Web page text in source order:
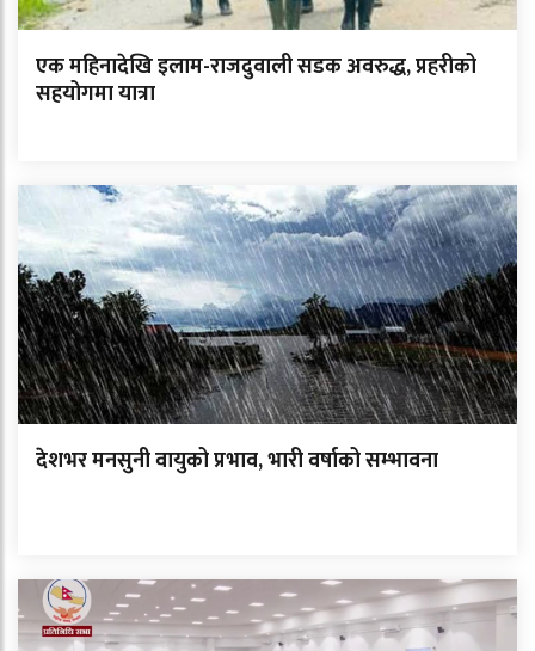
एक महिनादेखि इलाम-राजदुवाली सडक अवरुद्ध, प्रहरीको
सहयोगमा यात्रा
देशभर मनसुनी वायुको प्रभाव, भारी वर्षाको सम्भावना